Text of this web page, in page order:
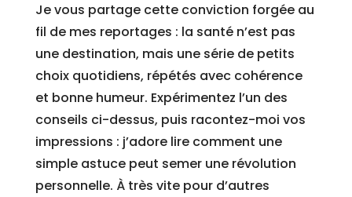
Je vous partage cette conviction forgée au
fil de mes reportages : la santé n’est pas
une destination, mais une série de petits
choix quotidiens, répétés avec cohérence
et bonne humeur. Expérimentez l’un des
conseils ci-dessus, puis racontez-moi vos
impressions : j’adore lire comment une
simple astuce peut semer une révolution
personnelle. À très vite pour d’autres